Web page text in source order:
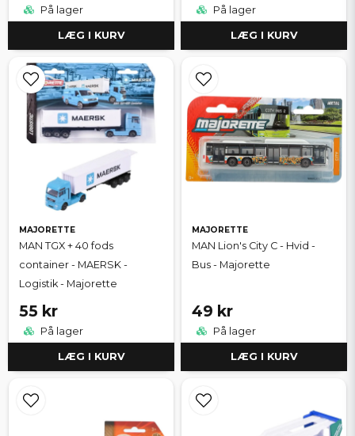
På lager
LÆG I KURV
På lager
LÆG I KURV
MAJORETTE
MAN TGX + 40 fods
container - MAERSK -
Logistik - Majorette
55 kr
På lager
LÆG I KURV
MAJORETTE
MAN Lion's City C - Hvid -
Bus - Majorette
49 kr
På lager
LÆG I KURV